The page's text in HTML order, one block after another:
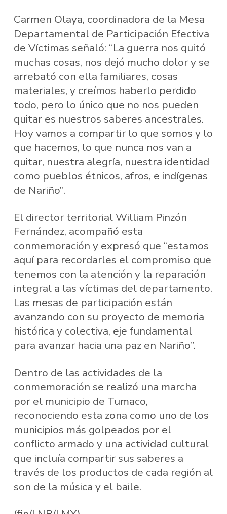
Carmen Olaya, coordinadora de la Mesa
Departamental de Participación Efectiva
de Víctimas señaló: “La guerra nos quitó
muchas cosas, nos dejó mucho dolor y se
arrebató con ella familiares, cosas
materiales, y creímos haberlo perdido
todo, pero lo único que no nos pueden
quitar es nuestros saberes ancestrales.
Hoy vamos a compartir lo que somos y lo
que hacemos, lo que nunca nos van a
quitar, nuestra alegría, nuestra identidad
como pueblos étnicos, afros, e indígenas
de Nariño”.
El director territorial William Pinzón
Fernández, acompañó esta
conmemoración y expresó que “estamos
aquí para recordarles el compromiso que
tenemos con la atención y la reparación
integral a las víctimas del departamento.
Las mesas de participación están
avanzando con su proyecto de memoria
histórica y colectiva, eje fundamental
para avanzar hacia una paz en Nariño”.
Dentro de las actividades de la
conmemoración se realizó una marcha
por el municipio de Tumaco,
reconociendo esta zona como uno de los
municipios más golpeados por el
conflicto armado y una actividad cultural
que incluía compartir sus saberes a
través de los productos de cada región al
son de la música y el baile.